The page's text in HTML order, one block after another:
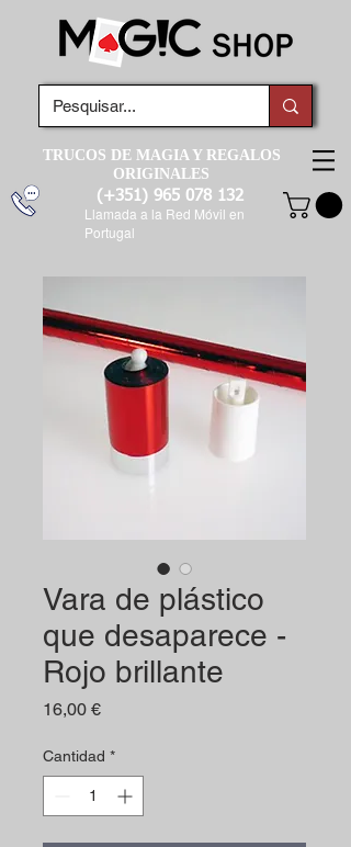
TRUCOS DE MAGIA Y REGALOS
ORIGINALES
(+351) 965 078 132
Llamada a la Red Móvil en
Portugal
Vara de plástico
que desaparece -
Rojo brillante
16,00 €Precio
Cantidad *